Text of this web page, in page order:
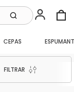
CEPAS
FILTRAR